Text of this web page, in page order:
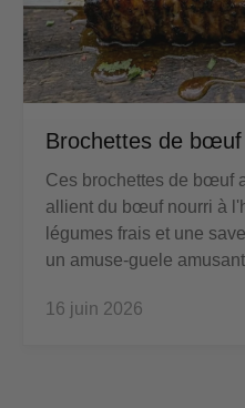
Brochettes de bœuf
Ces brochettes de bœuf
allient du bœuf nourri à
légumes frais et une
un amuse-guele
16 juin 2026